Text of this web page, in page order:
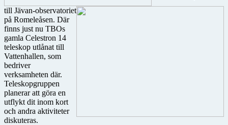
till Jävan-observatoriet
på Romeleåsen. Där
finns just nu TBOs
gamla Celestron 14
teleskop utlånat till
Vattenhallen, som
bedriver
verksamheten där.
Teleskopgruppen
planerar att göra en
utflykt dit inom kort
och andra aktiviteter
diskuteras.